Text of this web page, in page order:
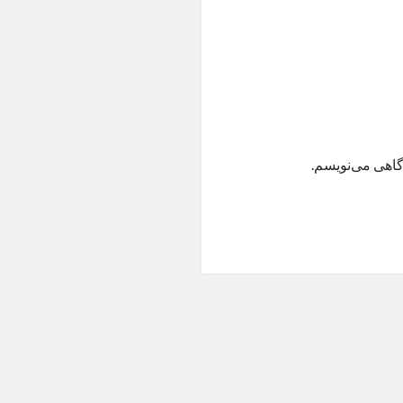
می‌نویسم.